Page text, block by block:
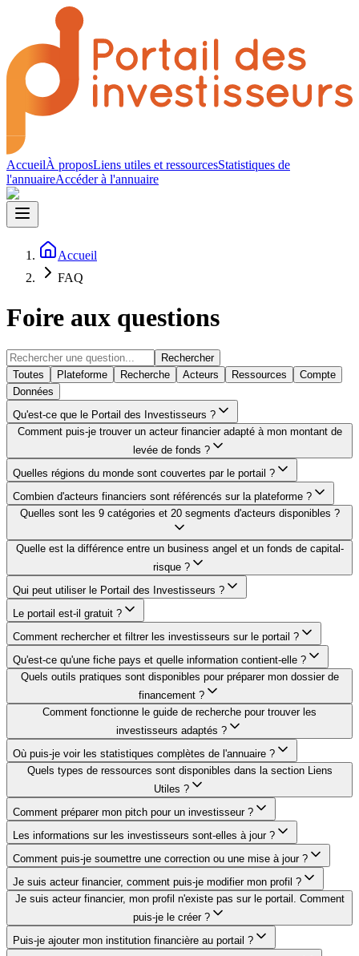
AccueilÀ proposLiens utiles et ressourcesStatistiques de
l'annuaireAccéder à l'annuaire
Accueil
FAQ
Foire aux questions
Rechercher
Toutes
Plateforme Recherche Acteurs Ressources
Compte
Données
Qu'est-ce que le Portail des Investisseurs ?
Comment puis-je trouver un acteur financier adapté à mon montant de
levée de fonds ?
Quelles régions du monde sont couvertes par le portail ?
Combien d'acteurs financiers sont référencés sur la plateforme ?
Quelles sont les 9 catégories et 20 segments d'acteurs disponibles ?
Quelle est la différence entre un business angel et un fonds de capital-
risque ?
Qui peut utiliser le Portail des Investisseurs ?
Le portail est-il gratuit ?
Comment rechercher et filtrer les investisseurs sur le portail ?
Qu'est-ce qu'une fiche pays et quelle information contient-elle ?
Quels outils pratiques sont disponibles pour préparer mon dossier de
financement ?
Comment fonctionne le guide de recherche pour trouver les
investisseurs adaptés ?
Où puis-je voir les statistiques complètes de l'annuaire ?
Quels types de ressources sont disponibles dans la section Liens
Utiles ?
Comment préparer mon pitch pour un investisseur ?
Les informations sur les investisseurs sont-elles à jour ?
Comment puis-je soumettre une correction ou une mise à jour ?
Je suis acteur financier, comment puis-je modifier mon profil ?
Je suis acteur financier, mon profil n'existe pas sur le portail. Comment
puis-je le créer ?
Puis-je ajouter mon institution financière au portail ?